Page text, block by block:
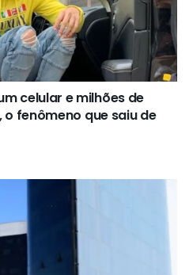
celular e milhões de
fenômeno que saiu de